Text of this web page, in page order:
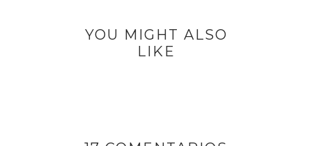
YOU MIGHT ALSO
LIKE